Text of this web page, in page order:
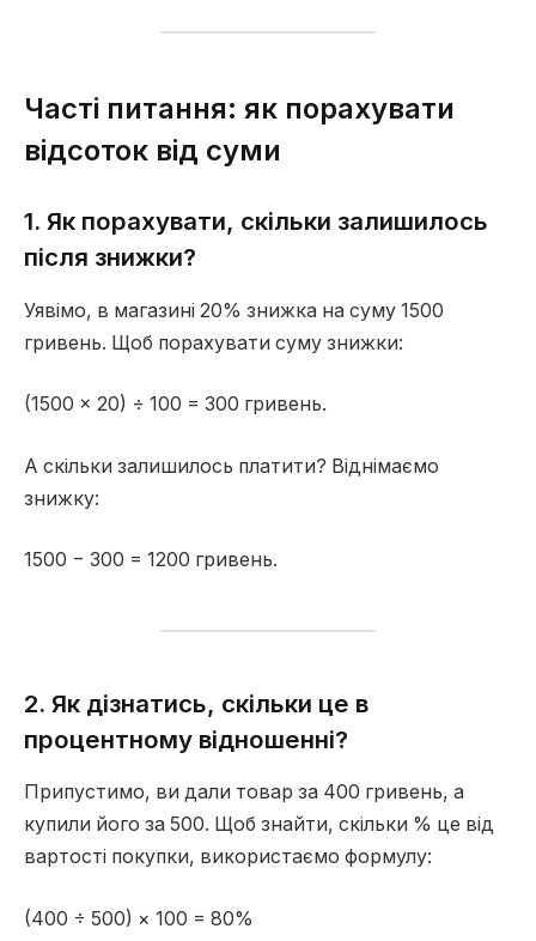
Часті питання: як порахувати
відсоток від суми
1. Як порахувати, скільки залишилось
після знижки?
Уявімо, в магазині 20% знижка на суму 1500
гривень. Щоб порахувати суму знижки:
(1500 × 20) ÷ 100 = 300 гривень.
А скільки залишилось платити? Віднімаємо
знижку:
1500 − 300 = 1200 гривень.
2. Як дізнатись, скільки це в
процентному відношенні?
Припустимо, ви дали товар за 400 гривень, а
купили його за 500. Щоб знайти, скільки % це від
вартості покупки, використаємо формулу:
(400 ÷ 500) × 100 = 80%